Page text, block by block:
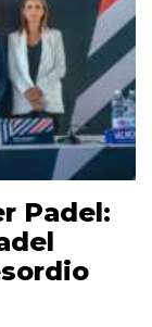
Padel: